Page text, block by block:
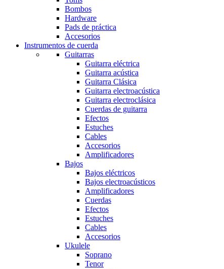
Bombos
Hardware
Pads de práctica
Accesorios
Instrumentos de cuerda
Guitarras
Guitarra eléctrica
Guitarra acústica
Guitarra Clásica
Guitarra electroacústica
Guitarra electroclásica
Cuerdas de guitarra
Efectos
Estuches
Cables
Accesorios
Amplificadores
Bajos
Bajos eléctricos
Bajos electroacústicos
Amplificadores
Cuerdas
Efectos
Estuches
Cables
Accesorios
Ukulele
Soprano
Tenor